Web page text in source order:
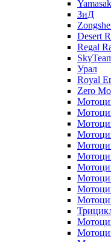
ЗиД
Desert
Regal
Урал
Royal
Zero